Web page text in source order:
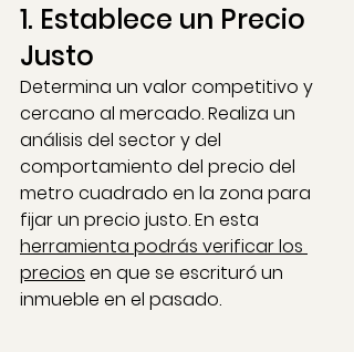
1. Establece un Precio
Justo
Determina un valor competitivo y
cercano al mercado. Realiza un
análisis del sector y del
comportamiento del precio del
metro cuadrado en la zona para
fijar un precio justo. En esta
herramienta podrás verificar los
precios en que se escrituró un
inmueble en el pasado.